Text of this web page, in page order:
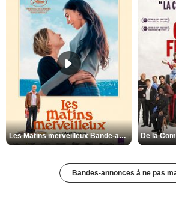
Les Matins merveilleux Bande-annonce VF
Bandes-annonces à ne pas